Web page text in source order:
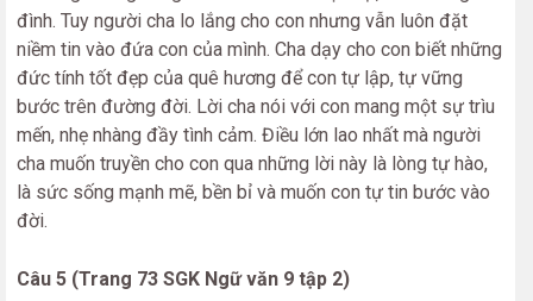
đình. Tuy người cha lo lắng cho con nhưng vẫn luôn đặt
niềm tin vào đứa con của mình. Cha dạy cho con biết những
đức tính tốt đẹp của quê hương để con tự lập, tự vững
bước trên đường đời. Lời cha nói với con mang một sự trìu
mến, nhẹ nhàng đầy tình cảm. Điều lớn lao nhất mà người
cha muốn truyền cho con qua những lời này là lòng tự hào,
là sức sống mạnh mẽ, bền bỉ và muốn con tự tin bước vào
đời.
Câu 5 (Trang 73 SGK Ngữ văn 9 tập 2)